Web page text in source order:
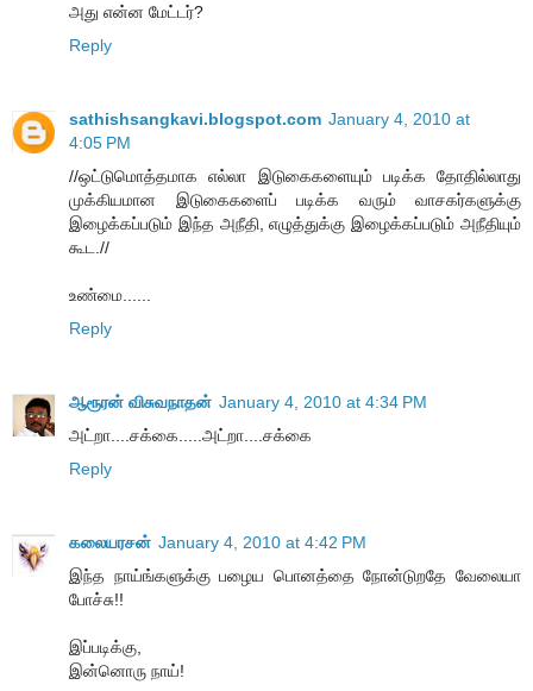
அது என்ன மேட்டர்?
Reply
sathishsangkavi.blogspot.com January 4, 2010 at
4:05 PM
//ஒட்டுமொத்தமாக எல்லா இடுகைகளையும் படிக்க தோதில்லாது
முக்கியமான இடுகைகளைப் படிக்க வரும் வாசகர்களுக்கு
இழைக்கப்படும் இந்த அநீதி, எழுத்துக்கு இழைக்கப்படும் அநீதியும்
கூட.//
உண்மை......
Reply
ஆரூரன் விசுவநாதன் January 4, 2010 at 4:34 PM
அட்றா....சக்கை.....அட்றா....சக்கை
Reply
கலையரசன் January 4, 2010 at 4:42 PM
இந்த நாய்ங்களுக்கு பழைய பொனத்தை நோன்டுறதே வேலையா
போச்சு!!
இப்படிக்கு,
இன்னொரு நாய்!